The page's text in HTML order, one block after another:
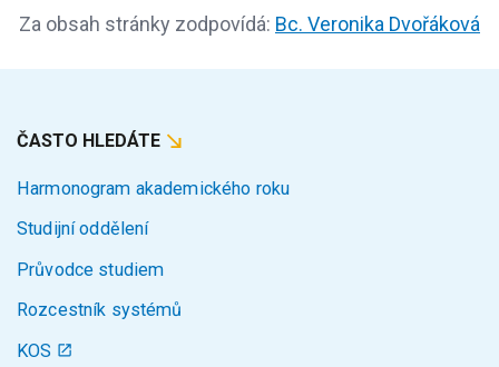
Za obsah stránky zodpovídá: Bc. Veronika Dvořáková
ČASTO HLEDÁTE
Harmonogram akademického roku
Studijní oddělení
Průvodce studiem
Rozcestník systémů
KOS